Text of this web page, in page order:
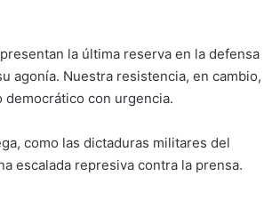
la última reserva en la defensa
agonía. Nuestra resistencia, en cambio,
democrático con urgencia.
como las dictaduras militares del
escalada represiva contra la prensa.